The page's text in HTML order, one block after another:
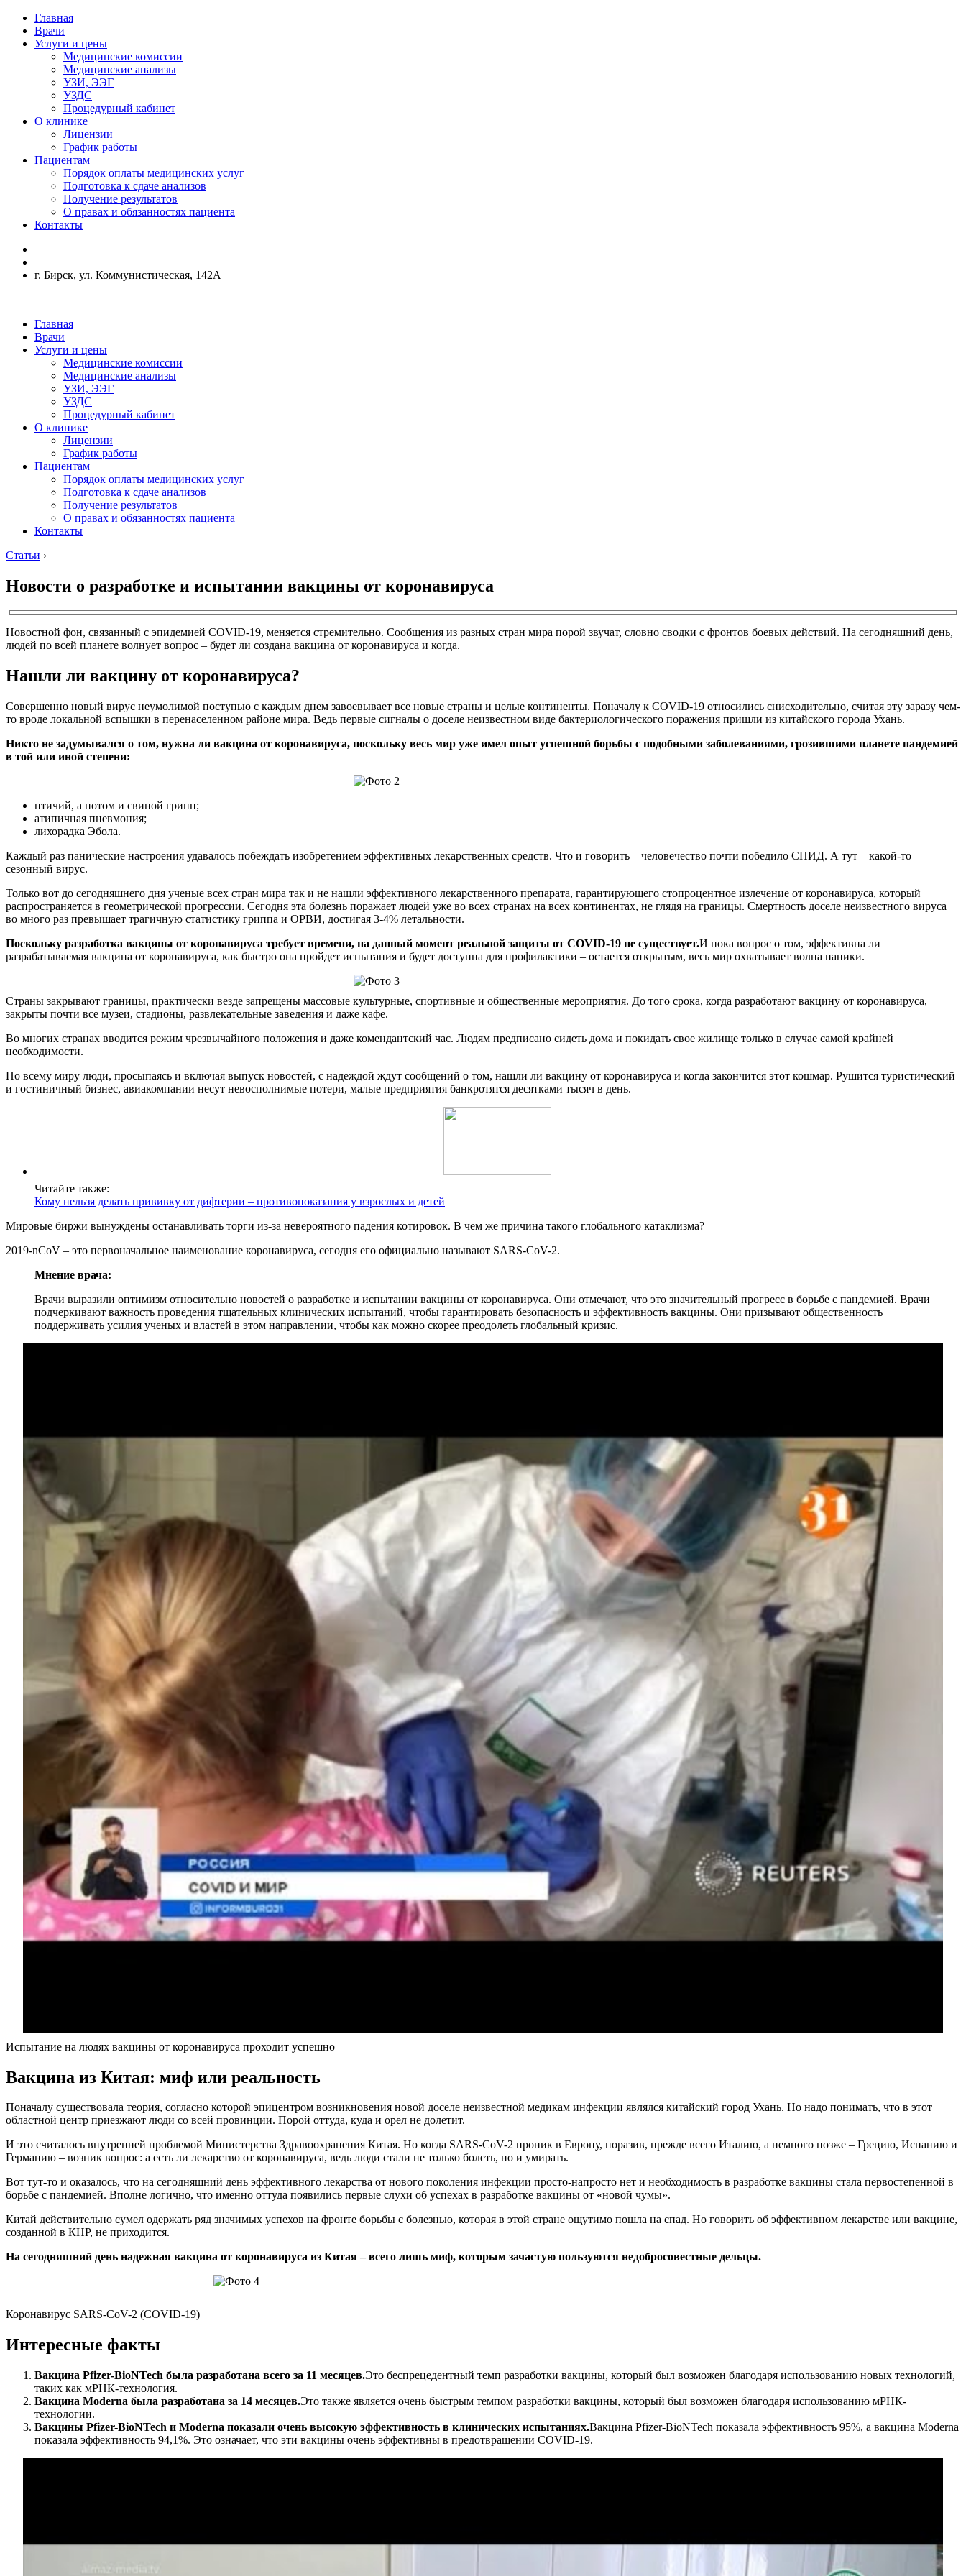
Главная
Врачи
Услуги и цены
Медицинские комиссии
Медицинские анализы
УЗИ, ЭЭГ
УЗДС
Процедурный кабинет
О клинике
Лицензии
График работы
Пациентам
Порядок оплаты медицинских услуг
Подготовка к сдаче анализов
Получение результатов
О правах и обязанностях пациента
Контакты
г. Бирск, ул. Коммунистическая, 142А
Главная
Врачи
Услуги и цены
Медицинские комиссии
Медицинские анализы
УЗИ, ЭЭГ
УЗДС
Процедурный кабинет
О клинике
Лицензии
График работы
Пациентам
Порядок оплаты медицинских услуг
Подготовка к сдаче анализов
Получение результатов
О правах и обязанностях пациента
Контакты
Статьи ›
Новости о разработке и испытании вакцины от коронавируса
Новостной фон, связанный с эпидемией COVID-19, меняется стремительно. Сообщения из разных стран мира порой звучат, словно сводки с фронтов боевых действий. На сегодняшний день,
людей по всей планете волнует вопрос – будет ли создана вакцина от коронавируса и когда.
Нашли ли вакцину от коронавируса?
Совершенно новый вирус неумолимой поступью с каждым днем завоевывает все новые страны и целые континенты. Поначалу к COVID-19 относились снисходительно, считая эту заразу чем-
то вроде локальной вспышки в перенаселенном районе мира. Ведь первые сигналы о доселе неизвестном виде бактериологического поражения пришли из китайского города Ухань.
Никто не задумывался о том, нужна ли вакцина от коронавируса, поскольку весь мир уже имел опыт успешной борьбы с подобными заболеваниями, грозившими планете пандемией
в той или иной степени:
птичий, а потом и свиной грипп;
атипичная пневмония;
лихорадка Эбола.
Каждый раз панические настроения удавалось побеждать изобретением эффективных лекарственных средств. Что и говорить – человечество почти победило СПИД. А тут – какой-то
сезонный вирус.
Только вот до сегодняшнего дня ученые всех стран мира так и не нашли эффективного лекарственного препарата, гарантирующего стопроцентное излечение от коронавируса, который
распространяется в геометрической прогрессии. Сегодня эта болезнь поражает людей уже во всех странах на всех континентах, не глядя на границы. Смертность доселе неизвестного вируса
во много раз превышает трагичную статистику гриппа и ОРВИ, достигая 3-4% летальности.
Поскольку разработка вакцины от коронавируса требует времени, на данный момент реальной защиты от COVID-19 не существует.И пока вопрос о том, эффективна ли
разрабатываемая вакцина от коронавируса, как быстро она пройдет испытания и будет доступна для профилактики – остается открытым, весь мир охватывает волна паники.
Страны закрывают границы, практически везде запрещены массовые культурные, спортивные и общественные мероприятия. До того срока, когда разработают вакцину от коронавируса,
закрыты почти все музеи, стадионы, развлекательные заведения и даже кафе.
Во многих странах вводится режим чрезвычайного положения и даже комендантский час. Людям предписано сидеть дома и покидать свое жилище только в случае самой крайней
необходимости.
По всему миру люди, просыпаясь и включая выпуск новостей, с надеждой ждут сообщений о том, нашли ли вакцину от коронавируса и когда закончится этот кошмар. Рушится туристический
и гостиничный бизнес, авиакомпании несут невосполнимые потери, малые предприятия банкротятся десятками тысяч в день.
Читайте также:
Кому нельзя делать прививку от дифтерии – противопоказания у взрослых и детей
Мировые биржи вынуждены останавливать торги из-за невероятного падения котировок. В чем же причина такого глобального катаклизма?
2019-nCoV – это первоначальное наименование коронавируса, сегодня его официально называют SARS-CoV-2.
Мнение врача:
Врачи выразили оптимизм относительно новостей о разработке и испытании вакцины от коронавируса. Они отмечают, что это значительный прогресс в борьбе с пандемией. Врачи
подчеркивают важность проведения тщательных клинических испытаний, чтобы гарантировать безопасность и эффективность вакцины. Они призывают общественность
поддерживать усилия ученых и властей в этом направлении, чтобы как можно скорее преодолеть глобальный кризис.
Испытание на людях вакцины от коронавируса проходит успешно
Вакцина из Китая: миф или реальность
Поначалу существовала теория, согласно которой эпицентром возникновения новой доселе неизвестной медикам инфекции являлся китайский город Ухань. Но надо понимать, что в этот
областной центр приезжают люди со всей провинции. Порой оттуда, куда и орел не долетит.
И это считалось внутренней проблемой Министерства Здравоохранения Китая. Но когда SARS-CoV-2 проник в Европу, поразив, прежде всего Италию, а немного позже – Грецию, Испанию и
Германию – возник вопрос: а есть ли лекарство от коронавируса, ведь люди стали не только болеть, но и умирать.
Вот тут-то и оказалось, что на сегодняшний день эффективного лекарства от нового поколения инфекции просто-напросто нет и необходимость в разработке вакцины стала первостепенной в
борьбе с пандемией. Вполне логично, что именно оттуда появились первые слухи об успехах в разработке вакцины от «новой чумы».
Китай действительно сумел одержать ряд значимых успехов на фронте борьбы с болезнью, которая в этой стране ощутимо пошла на спад. Но говорить об эффективном лекарстве или вакцине,
созданной в КНР, не приходится.
На сегодняшний день надежная вакцина от коронавируса из Китая – всего лишь миф, которым зачастую пользуются недобросовестные дельцы.
Коронавирус SARS-CoV-2 (COVID-19)
Интересные факты
Вакцина Pfizer-BioNTech была разработана всего за 11 месяцев.Это беспрецедентный темп разработки вакцины, который был возможен благодаря использованию новых технологий,
таких как мРНК-технология.
Вакцина Moderna была разработана за 14 месяцев.Это также является очень быстрым темпом разработки вакцины, который был возможен благодаря использованию мРНК-
технологии.
Вакцины Pfizer-BioNTech и Moderna показали очень высокую эффективность в клинических испытаниях.Вакцина Pfizer-BioNTech показала эффективность 95%, а вакцина Moderna
показала эффективность 94,1%. Это означает, что эти вакцины очень эффективны в предотвращении COVID-19.